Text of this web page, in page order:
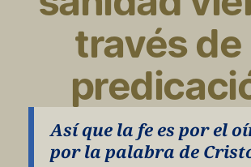
través de
Así que la fe es por el
por la palabra de